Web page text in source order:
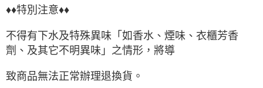
♦♦特別注意♦♦
不得有下水及特殊異味「如香水、煙味、衣櫃芳香
劑、及其它不明異味」之情形，將導
致商品無法正常辦理退換貨。